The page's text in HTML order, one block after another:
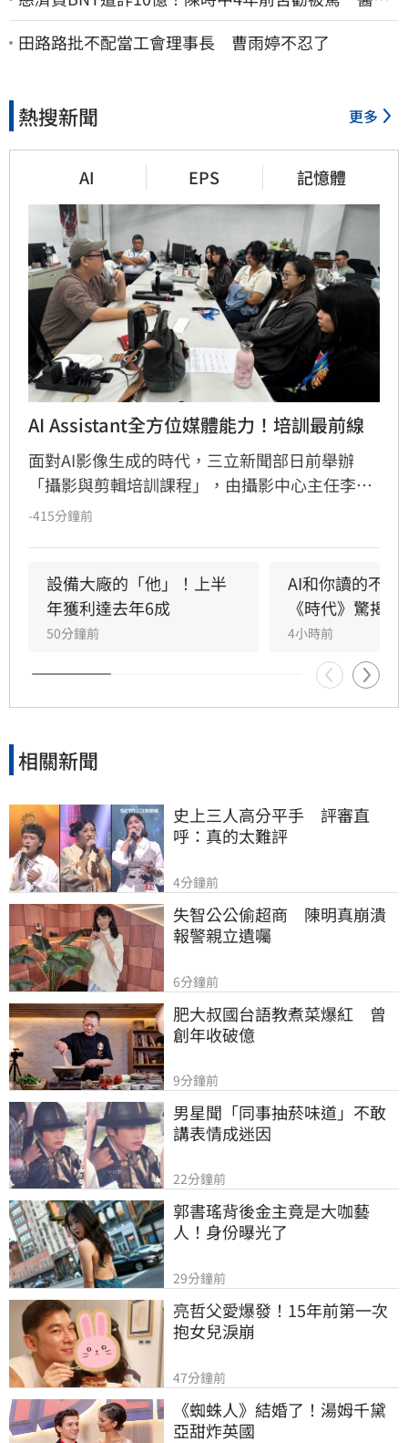
年前貼文：藍白全翻車
田路路批不配當工會理事長 曹雨婷不忍了
熱搜新聞 更多
AI EPS 記憶體
AI Assistant全方位媒體能力！培訓最前線
面對AI影像生成的時代，三立新聞部日前舉辦
「攝影與剪輯培訓課程」，由攝影中心主任李東
益率專業團隊，帶領AI Assistant培訓生深入新聞
核心競爭力。透過實地拍攝演練、作品講評及業
界剪輯系統實作，引導學員從鏡位設計到後製節
奏掌握，建立完整的影音製作觀念。三立新聞部
藉由產學合作，結合AI科技與媒體實務，致力培
育兼具數位應用與新聞專業的跨域人才，協助學
生接軌產業，共同迎接媒體數位轉型趨勢。
-415分鐘前
設備大廠的「他」！上半
年獲利達去年6成
50分鐘前
AI和你讀的不同
《時代》驚揭1
4小時前
相關新聞
史上三人高分平手　評審直
呼：真的太難評
4分鐘前
失智公公偷超商　陳明真崩潰
報警親立遺囑
6分鐘前
肥大叔國台語教煮菜爆紅　曾
創年收破億
9分鐘前
男星聞「同事抽菸味道」不敢
講表情成迷因
22分鐘前
郭書瑤背後金主竟是大咖藝
人！身份曝光了
29分鐘前
亮哲父愛爆發！15年前第一次
抱女兒淚崩
47分鐘前
《蜘蛛人》結婚了！湯姆千黛
亞甜炸英國